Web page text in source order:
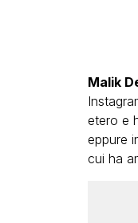
Malik
etero e
eppure
cui ha